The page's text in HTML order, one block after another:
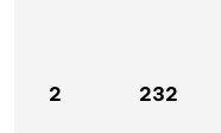
2 232